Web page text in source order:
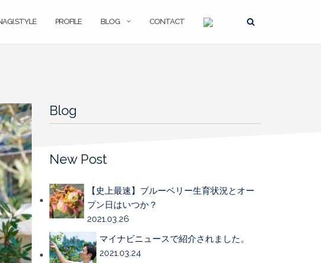
PROFILE BLOG CONTACT
Blog
New Post
【史上最速】ブルーベリー生育状況とオー
プン日はいつか？
2021.03.26
マイナビニュースで紹介されました。
2021.03.24